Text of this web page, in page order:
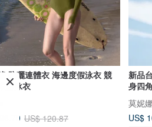
防曬連體衣 海邊度假泳衣 競
游泳衣
US$ 120.87
新品
身四
莫妮
US$